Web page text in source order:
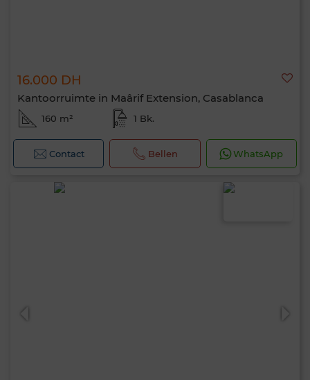
16.000 DH
Kantoorruimte in Maârif Extension, Casablanca
160 m² 1 Bk.
Contact Bellen WhatsApp